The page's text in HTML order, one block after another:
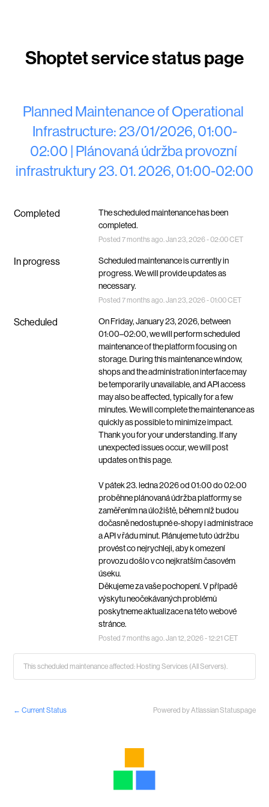
Planned Maintenance of Operational
Infrastructure: 23/01/2026, 01:00-
02:00 | Plánovaná údržba provozní
infrastruktury 23. 01. 2026, 01:00-02:00
Completed
The scheduled maintenance has been
completed.
Posted 7months ago. Jan23, 2026-02:00CET
In progress
Scheduled maintenance is currently in
progress. We will provide updates as
necessary.
Posted 7months ago. Jan23, 2026-01:00CET
Scheduled
On Friday, January 23, 2026, between
01:00–02:00, we will perform scheduled
maintenance of the platform focusing on
storage. During this maintenance window,
shops and the administration interface may
be temporarily unavailable, and API access
may also be affected, typically for a few
minutes. We will complete the maintenance as
quickly as possible to minimize impact.
Thank you for your understanding. If any
unexpected issues occur, we will post
updates on this page.
V pátek 23. ledna 2026 od 01:00 do 02:00
proběhne plánovaná údržba platformy se
zaměřením na úložiště, během níž budou
dočasně nedostupné e-shopy i administrace
a API v řádu minut. Plánujeme tuto údržbu
provést co nejrychleji, aby k omezení
provozu došlo v co nejkratším časovém
úseku.
Děkujeme za vaše pochopení. V případě
výskytu neočekávaných problémů
poskytneme aktualizace na této webové
stránce.
Posted 7months ago. Jan12 2026-12:21 CET
This scheduled maintenance affected: Hosting Services (All Servers).
← Current Status Powered by Atlassian Statuspage